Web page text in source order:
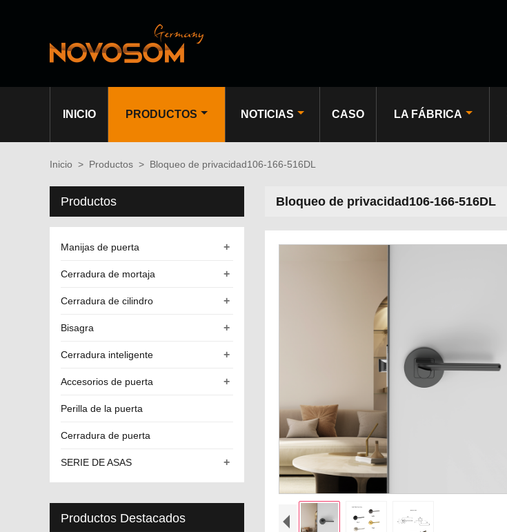
INICIO PRODUCTOS NOTICIAS CASO LA FÁBRICA
Inicio > Productos > Bloqueo de privacidad106-166-516DL
Bloqueo de privacidad106-166-516DL
Productos
+
Manijas de puerta
+
Cerradura de mortaja
+
Cerradura de cilindro
+
Bisagra
+
Cerradura inteligente
+
Accesorios de puerta
Perilla de la puerta
Cerradura de puerta
+
SERIE DE ASAS
Productos Destacados